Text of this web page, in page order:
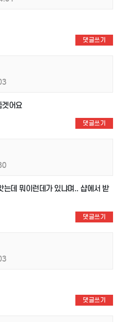
댓글쓰기
어요
댓글쓰기
는데 뭐이런데가 있냐며.. 샵에서 받
댓글쓰기
댓글쓰기